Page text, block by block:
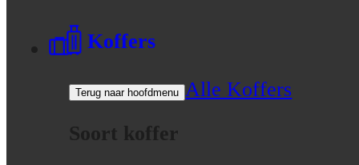
Koffers
Terug naar hoofdmenu
Alle Koffers
Soort koffer